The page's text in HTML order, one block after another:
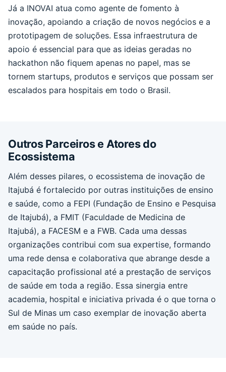
Já a INOVAI atua como agente de fomento à
inovação, apoiando a criação de novos negócios e a
prototipagem de soluções. Essa infraestrutura de
apoio é essencial para que as ideias geradas no
hackathon não fiquem apenas no papel, mas se
tornem startups, produtos e serviços que possam ser
escalados para hospitais em todo o Brasil.
Outros Parceiros e Atores do
Ecossistema
Além desses pilares, o ecossistema de inovação de
Itajubá é fortalecido por outras instituições de ensino
e saúde, como a FEPI (Fundação de Ensino e Pesquisa
de Itajubá), a FMIT (Faculdade de Medicina de
Itajubá), a FACESM e a FWB. Cada uma dessas
organizações contribui com sua expertise, formando
uma rede densa e colaborativa que abrange desde a
capacitação profissional até a prestação de serviços
de saúde em toda a região. Essa sinergia entre
academia, hospital e iniciativa privada é o que torna o
Sul de Minas um caso exemplar de inovação aberta
em saúde no país.